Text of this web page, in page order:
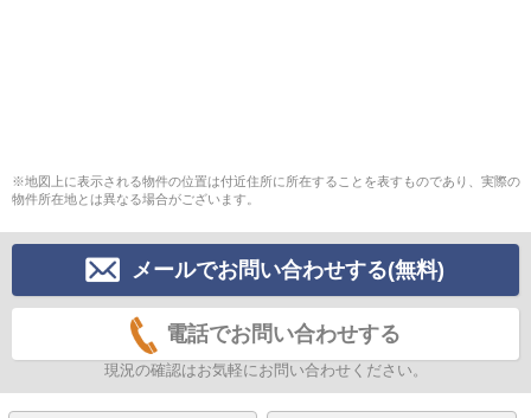
※地図上に表示される物件の位置は付近住所に所在することを表すものであり、実際の
物件所在地とは異なる場合がございます。
メールでお問い合わせする(無料)
電話でお問い合わせする
現況の確認はお気軽にお問い合わせください。